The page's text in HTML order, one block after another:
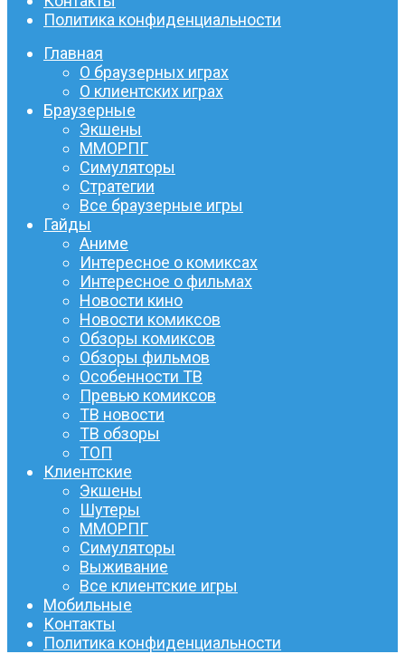
Политика конфиденциальности
Главная
О браузерных играх
О клиентских играх
Браузерные
Экшены
ММОРПГ
Симуляторы
Стратегии
Все браузерные игры
Гайды
Аниме
Интересное о комиксах
Интересное о фильмах
Новости кино
Новости комиксов
Обзоры комиксов
Обзоры фильмов
Особенности ТВ
Превью комиксов
ТВ новости
ТВ обзоры
ТОП
Клиентские
Экшены
Шутеры
ММОРПГ
Симуляторы
Выживание
Все клиентские игры
Мобильные
Контакты
Политика конфиденциальности